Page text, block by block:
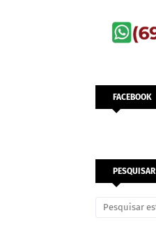
FACEBOOK
PESQUISAR